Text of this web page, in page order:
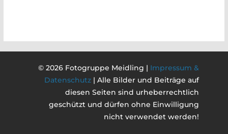
© 2026 Fotogruppe Meidling | Impressum &
Datenschutz| Alle Bilder und Beiträge auf
diesen Seiten sind urheberrechtlich
geschützt und dürfen ohne Einwilligung
nicht verwendet werden!